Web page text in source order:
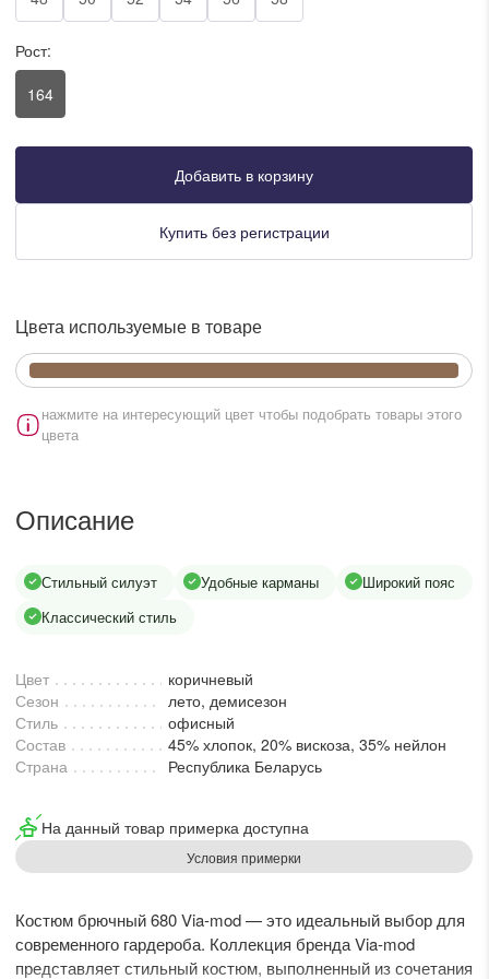
в WhatsApp
в Viber
колл-центра:
- 19:00
- 15:00
KZT RUB
Рост:
164
Добавить в корзину
Купить без регистрации
Цвета используемые в товаре
нажмите на интересующий цвет чтобы подобрать товары этого
цвета
Описание
Стильный силуэт Удобные карманы
Широкий пояс
Классический стиль
Цвет
коричневый
Сезон
лето, демисезон
Стиль
офисный
Состав
45% хлопок, 20% вискоза, 35% нейлон
Страна
Республика Беларусь
На данный товар примерка доступна
Условия примерки
Костюм брючный 680 Via-mod — это идеальный выбор для
современного гардероба. Коллекция бренда Via-mod
представляет стильный костюм, выполненный из сочетания